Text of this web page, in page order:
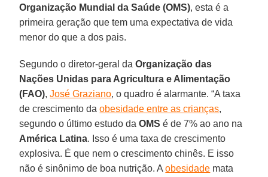
Organização Mundial da Saúde (OMS), esta é a
primeira geração que tem uma expectativa de vida
menor do que a dos pais.
Segundo o diretor-geral daOrganização das
Nações Unidas para Agricultura e Alimentação
(FAO),José Graziano, o quadro é alarmante. “A taxa
de crescimento daobesidade entre as crianças,
segundo o último estudo daOMS é de 7% ao ano na
América Latina. Isso é uma taxa de crescimento
explosiva. É que nem o crescimento chinês. E isso
não é sinônimo de boa nutrição. Aobesidade mata